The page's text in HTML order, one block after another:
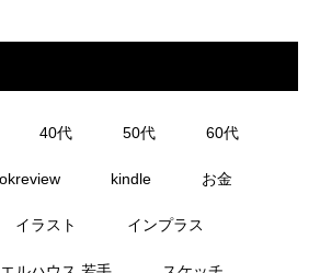
40代 50代 60代
kindle お金
イラスト インプラス